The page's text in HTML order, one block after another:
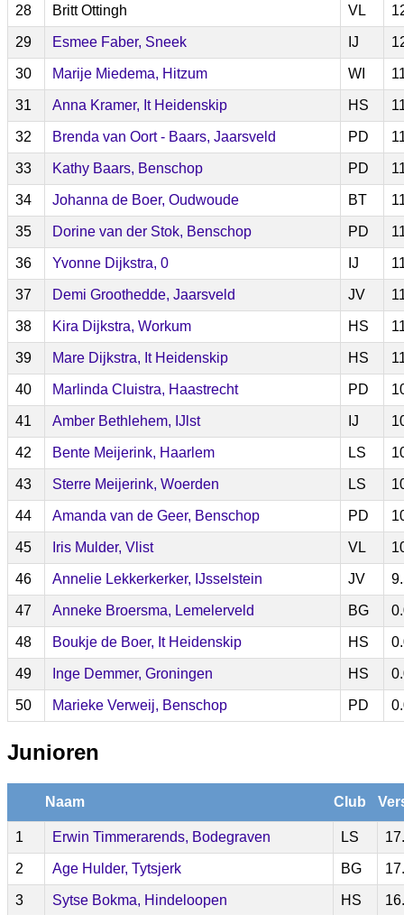
28 Britt Ottingh VL
29 Esmee Faber, Sneek IJ
30 Marije Miedema, Hitzum WI
31 Anna Kramer, It Heidenskip HS
32 Brenda van Oort - Baars, Jaarsveld PD
33 Kathy Baars, Benschop PD
34 Johanna de Boer, Oudwoude BT
35 Dorine van der Stok, Benschop PD
36 Yvonne Dijkstra, 0 IJ
37 Demi Groothedde, Jaarsveld JV
38 Kira Dijkstra, Workum HS
39 Mare Dijkstra, It Heidenskip HS
40 Marlinda Cluistra, Haastrecht PD
41 Amber Bethlehem, IJlst IJ
42 Bente Meijerink, Haarlem LS
43 Sterre Meijerink, Woerden LS
44 Amanda van de Geer, Benschop PD
45 Iris Mulder, Vlist VL
46 Annelie Lekkerkerker, IJsselstein JV
47 Anneke Broersma, Lemelerveld BG
48 Boukje de Boer, It Heidenskip HS
49 Inge Demmer, Groningen HS
50 Marieke Verweij, Benschop PD
Junioren
Naam Club
1 Erwin Timmerarends, Bodegraven LS
2 Age Hulder, Tytsjerk BG
3 Sytse Bokma, Hindeloopen HS